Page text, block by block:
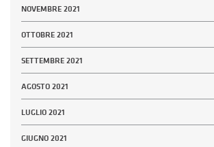
NOVEMBRE 2021
OTTOBRE 2021
SETTEMBRE 2021
AGOSTO 2021
LUGLIO 2021
GIUGNO 2021